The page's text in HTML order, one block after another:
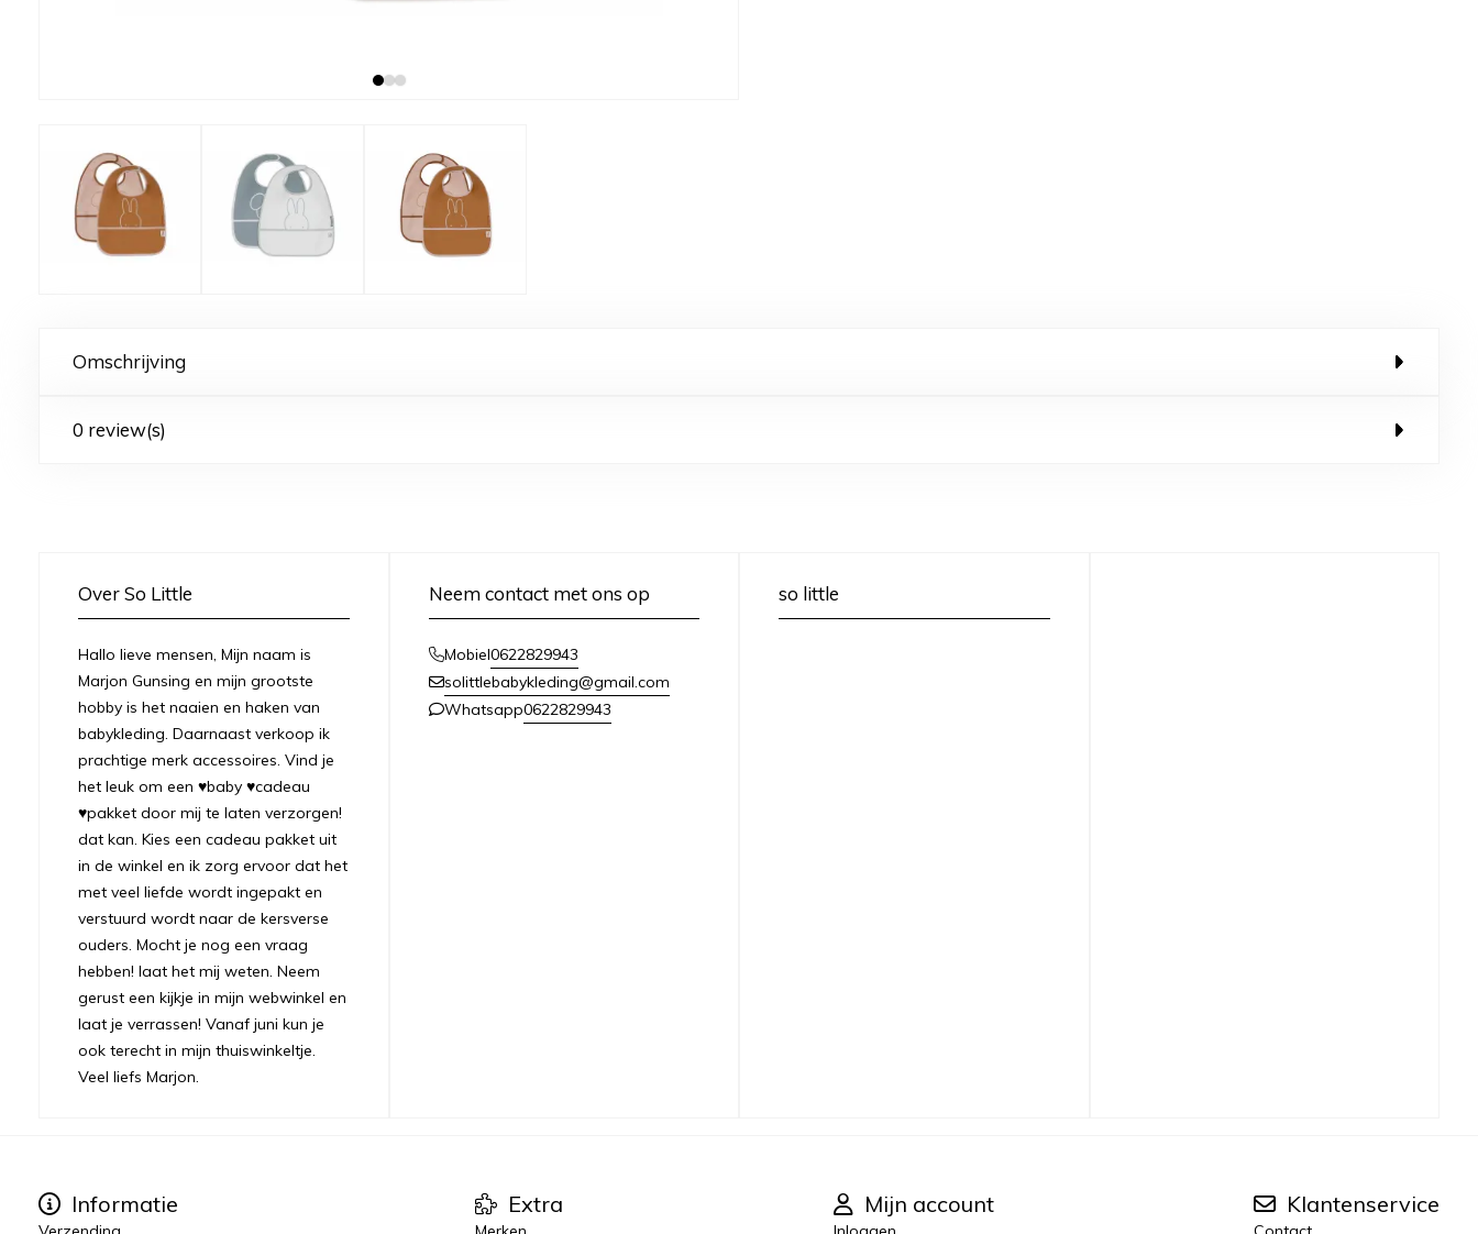
Omschrijving
0 review(s)
Over So Little
Hallo lieve mensen, Mijn naam is
Marjon Gunsing en mijn grootste
hobby is het naaien en haken van
babykleding. Daarnaast verkoop ik
prachtige merk accessoires. Vind je
het leuk om een ♥baby ♥cadeau
♥pakket door mij te laten verzorgen!
dat kan. Kies een cadeau pakket uit
in de winkel en ik zorg ervoor dat het
met veel liefde wordt ingepakt en
verstuurd wordt naar de kersverse
ouders. Mocht je nog een vraag
hebben! laat het mij weten. Neem
gerust een kijkje in mijn webwinkel en
laat je verrassen! Vanaf juni kun je
ook terecht in mijn thuiswinkeltje.
Veel liefs Marjon.
Neem contact met ons op
Mobiel0622829943
solittlebabykleding@gmail.com
Whatsapp0622829943
so little
Informatie Extra Mijn account Klantenservice